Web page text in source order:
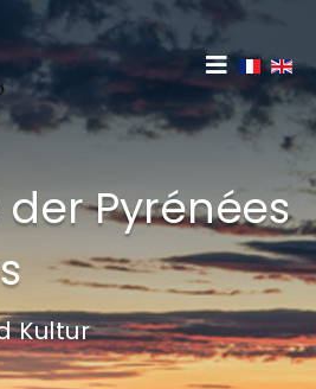
Pyrénées
Kultur